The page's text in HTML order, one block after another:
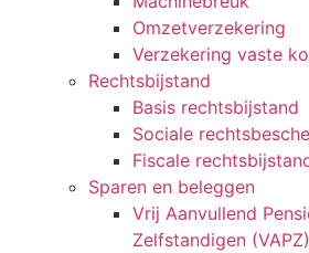
Omzetverzekering
Verzekering vaste
Rechtsbijstand
Basis rechtsbijstand
Sociale
Fiscale
Sparen en beleggen
Vrij Aanvullend
Zelfstandigen (VAPZ)